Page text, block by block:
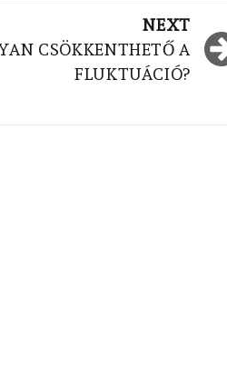
NEXT
CSÖKKENTHETŐ A
FLUKTUÁCIÓ?